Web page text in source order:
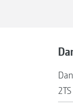
2TS